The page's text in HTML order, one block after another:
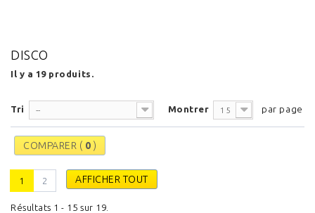
DISCO
Il y a 19 produits.
Tri -- Montrer 15 par page
COMPARER ( 0 )
AFFICHER TOUT
1 2
Résultats 1 - 15 sur 19.